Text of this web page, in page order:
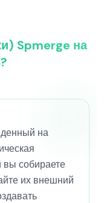
Spmerge на
на
вы собираете
их внешний